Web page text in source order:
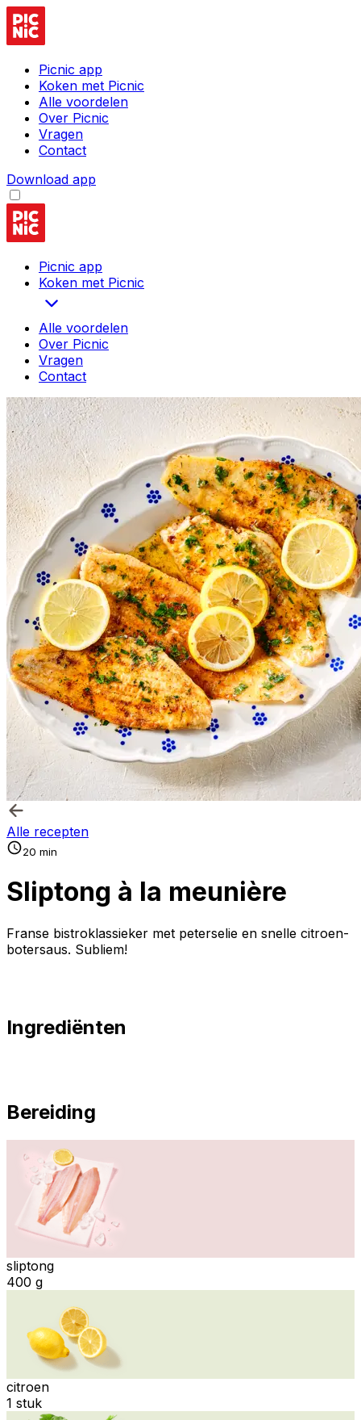
Picnic app
Koken met Picnic
Alle voordelen
Over Picnic
Vragen
Contact
Download app
Picnic app
Koken met Picnic
Alle voordelen
Over Picnic
Vragen
Contact
Alle recepten
20 min
Sliptong à la meunière
Franse bistroklassieker met peterselie en snelle citroen-
botersaus. Subliem!
Ingrediënten
Bereiding
sliptong
400 g
citroen
1 stuk